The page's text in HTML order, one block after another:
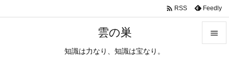
雲の巣
知識は力なり、知識は宝なり。

 RSS Feedly